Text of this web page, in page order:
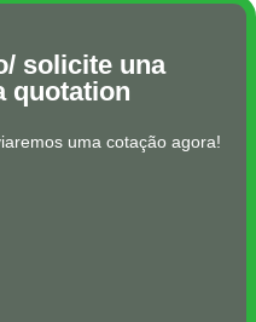
solicite una
quotation
uma cotação agora!